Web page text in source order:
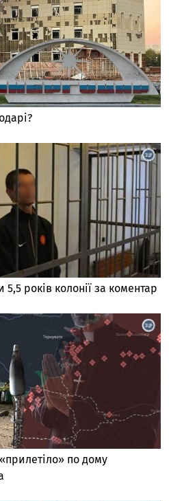
років колонії за коментар
по дому